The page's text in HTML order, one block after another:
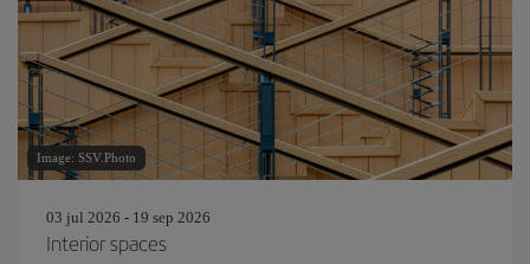
Image: SSV.Photo
03 jul 2026 - 19 sep 2026
Interior spaces